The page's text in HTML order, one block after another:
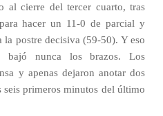
al cierre del tercer cuarto, tras
hacer un 11-0 de parcial y
la postre decisiva (59-50). Y eso
bajó nunca los brazos. Los
y apenas dejaron anotar dos
primeros minutos del último